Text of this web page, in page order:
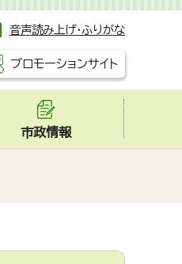
音声読み上げ・ふりがな
プロモーションサイト
市政情報